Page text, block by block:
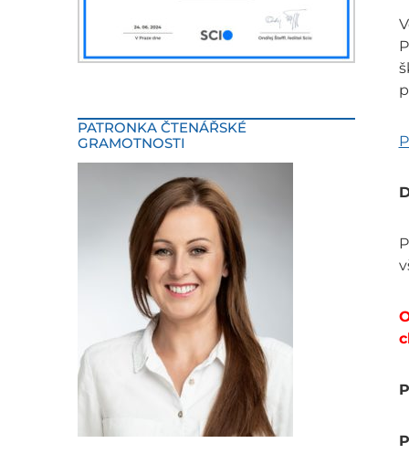
PATRONKA ČTENÁŘSKÉ
GRAMOTNOSTI